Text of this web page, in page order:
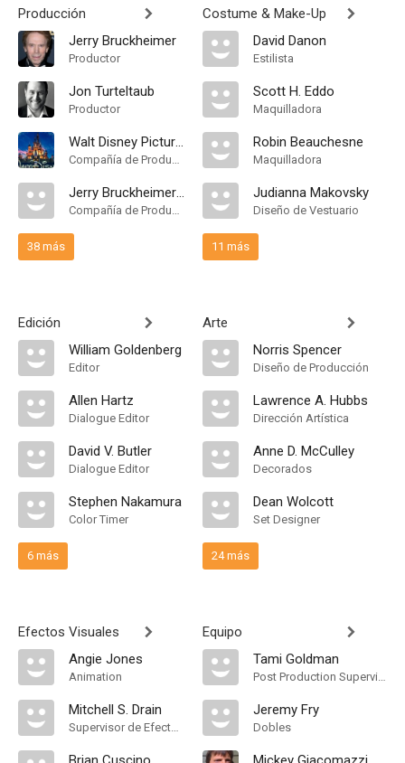
Producción
Jerry Bruckheimer
Productor
Jon Turteltaub
Productor
Walt Disney Pictures
Compañía de Produccion
Jerry Bruckheimer Films
Compañía de Produccion
38 más
Edición
William Goldenberg
Editor
Allen Hartz
Dialogue Editor
David V. Butler
Dialogue Editor
Stephen Nakamura
Color Timer
6 más
Efectos Visuales
Angie Jones
Animation
Mitchell S. Drain
Supervisor de Efectos Visuales
Costume & Make-Up
David Danon
Estilista
Scott H. Eddo
Maquilladora
Robin Beauchesne
Maquilladora
Judianna Makovsky
Diseño de Vestuario
11 más
Arte
Norris Spencer
Diseño de Producción
Lawrence A. Hubbs
Dirección Artística
Anne D. McCulley
Decorados
Dean Wolcott
Set Designer
24 más
Equipo
Tami Goldman
Post Production Supervisor
Jeremy Fry
Dobles